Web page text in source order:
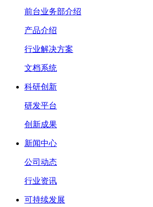
前台业务部介绍
产品介绍
行业解决方案
文档系统
科研创新
研发平台
创新成果
新闻中心
公司动态
行业资讯
可持续发展